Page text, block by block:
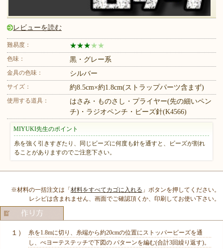
レビューを読む
難易度： ★★★ ★ ★
色味： 黒・グレー系
金具の色味： シルバー
サイズ： 約8.5cm×約1.8cm(ストラップパーツ含まず)
使用する道具：
はさみ・ものさし・プライヤー(先の細いペン
チ)・ラジオペンチ・ビーズ針(K4566)
MIYUKI先生のポイント
糸を強く引きすぎたり、同じビーズに何度も針を通すと、ビーズが割れ
ることがありますのでご注意下さい。
※材料の一括注文は「材料をすべてカゴに入れる 」ボタンを押してください。
レシピは含まれません、画面でご確認頂くか、印刷してお使い下さい。
１）
糸を1.8mに切り、糸端から約20cmの位置にストッパービーズを通
し、ぺヨーテステッチで下図の パターンを編む(合計3回繰り返す)。